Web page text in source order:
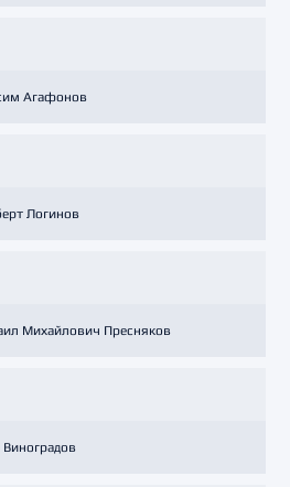
Агафонов
Логинов
Михайлович Пресняков